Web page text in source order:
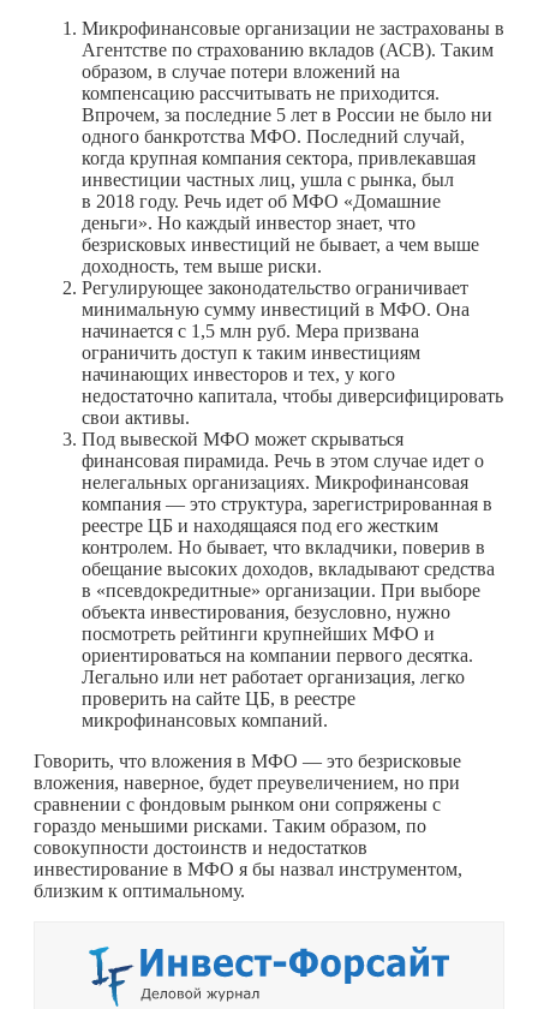
Микрофинансовые организации не застрахованы в
Агентстве по страхованию вкладов (АСВ). Таким
образом, в случае потери вложений на
компенсацию рассчитывать не приходится.
Впрочем, за последние 5 лет в России не было ни
одного банкротства МФО. Последний случай,
когда крупная компания сектора, привлекавшая
инвестиции частных лиц, ушла с рынка, был
в 2018 году. Речь идет об МФО «Домашние
деньги». Но каждый инвестор знает, что
безрисковых инвестиций не бывает, а чем выше
доходность, тем выше риски.
Регулирующее законодательство ограничивает
минимальную сумму инвестиций в МФО. Она
начинается с 1,5 млн руб. Мера призвана
ограничить доступ к таким инвестициям
начинающих инвесторов и тех, у кого
недостаточно капитала, чтобы диверсифицировать
свои активы.
Под вывеской МФО может скрываться
финансовая пирамида. Речь в этом случае идет о
нелегальных организациях. Микрофинансовая
компания — это структура, зарегистрированная в
реестре ЦБ и находящаяся под его жестким
контролем. Но бывает, что вкладчики, поверив в
обещание высоких доходов, вкладывают средства
в «псевдокредитные» организации. При выборе
объекта инвестирования, безусловно, нужно
посмотреть рейтинги крупнейших МФО и
ориентироваться на компании первого десятка.
Легально или нет работает организация, легко
проверить на сайте ЦБ, в реестре
микрофинансовых компаний.
Говорить, что вложения в МФО — это безрисковые
вложения, наверное, будет преувеличением, но при
сравнении с фондовым рынком они сопряжены с
гораздо меньшими рисками. Таким образом, по
совокупности достоинств и недостатков
инвестирование в МФО я бы назвал инструментом,
близким к оптимальному.